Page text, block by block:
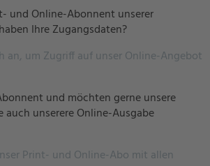
und Online-Abonnent unserer
Ihre Zugangsdaten?
an, um Zugriff auf unser Online-Angebot
und möchten gerne unsere
unserere Online-Ausgabe
Print- und Online-Abo mit allen